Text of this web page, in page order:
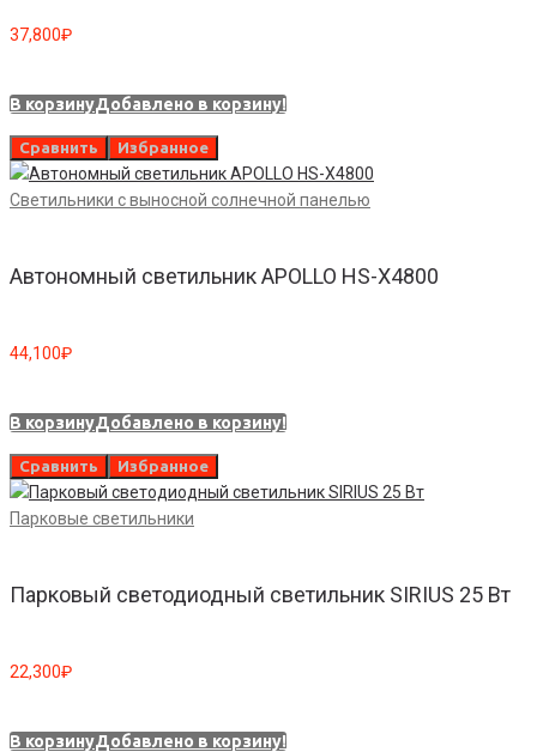
37,800₽
В корзинуДобавлено в корзину!
Сравнить Избранное
Светильники с выносной солнечной панелью
Автономный светильник APOLLO HS-X4800
44,100₽
В корзинуДобавлено в корзину!
Сравнить Избранное
Парковые светильники
Парковый светодиодный светильник SIRIUS 25 Вт
22,300₽
В корзинуДобавлено в корзину!